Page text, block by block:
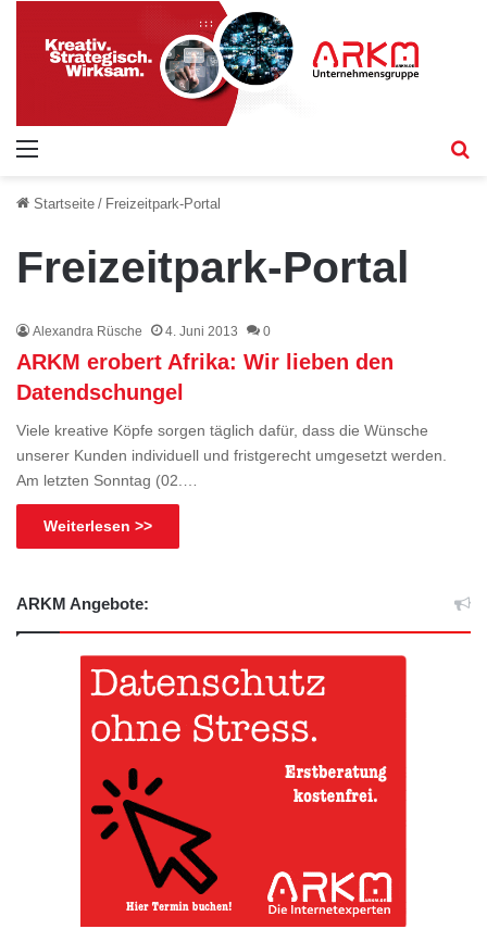
Startseite / Freizeitpark-Portal
Freizeitpark-Portal
Alexandra Rüsche 4. Juni 2013 0
ARKM erobert Afrika: Wir lieben den
Datendschungel
Viele kreative Köpfe sorgen täglich dafür, dass die Wünsche
unserer Kunden individuell und fristgerecht umgesetzt werden.
Am letzten Sonntag (02.…
Weiterlesen >>
ARKM Angebote: